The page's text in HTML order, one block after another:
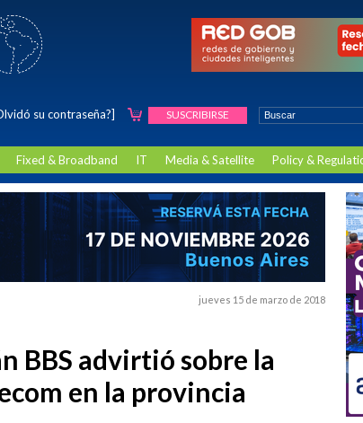
su contraseña?] SUSCRIBIRSE
Fixed & Broadband IT Media & Satellite Policy &
jueves 15 de marzo de 2018
BBS advirtió sobre la
en la provincia